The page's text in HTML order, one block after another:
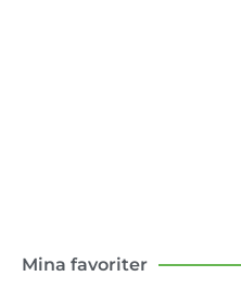
Mina favoriter